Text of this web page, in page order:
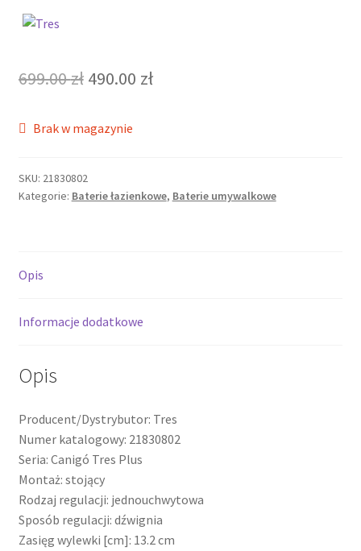
699.00zł Pierwotna
wynosiła:
490.00 złAktualna
Brak w magazynie
SKU: 21830802
Kategorie: Baterie łazienkowe, Baterie umywalkowe
Opis
Informacje dodatkowe
Opis
Producent/Dystrybutor: Tres
Numer katalogowy: 21830802
Seria: Canigó Tres Plus
Montaż: stojący
Rodzaj regulacji: jednouchwytowa
Sposób regulacji: dźwignia
Zasięg wylewki [cm]: 13.2 cm